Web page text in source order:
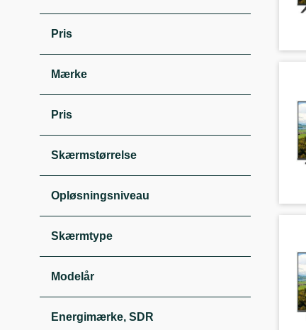
Pris
Mærke
Pris
Skærmstørrelse
Opløsningsniveau
Skærmtype
Modelår
Energimærke, SDR